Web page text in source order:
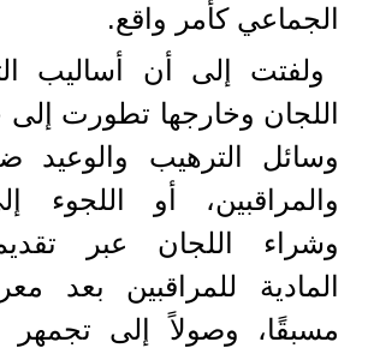
الجماعي كأمر واقع.
ولفتت إلى أن أساليب
اللجان وخارجها تطورت
وسائل الترهيب والوعيد
والمراقبين، أو اللجوء
وشراء اللجان عبر
المادية للمراقبين بعد
مسبقًا، وصولاً إلى